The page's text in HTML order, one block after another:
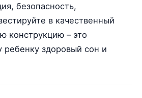
безопасность,
в качественный
конструкцию – это
ребенку здоровый сон и